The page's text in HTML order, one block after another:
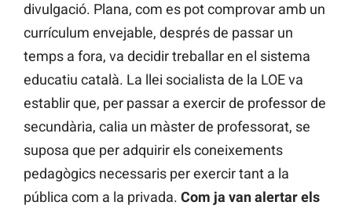
divulgació. Plana, com es pot comprovar amb un
currículum envejable, després de passar un
temps a fora, va decidir treballar en el sistema
educatiu català. La llei socialista de la LOE va
establir que, per passar a exercir de professor de
secundària, calia un màster de professorat, se
suposa que per adquirir els coneixements
pedagògics necessaris per exercir tant a la
pública com a la privada. Com ja van alertar els